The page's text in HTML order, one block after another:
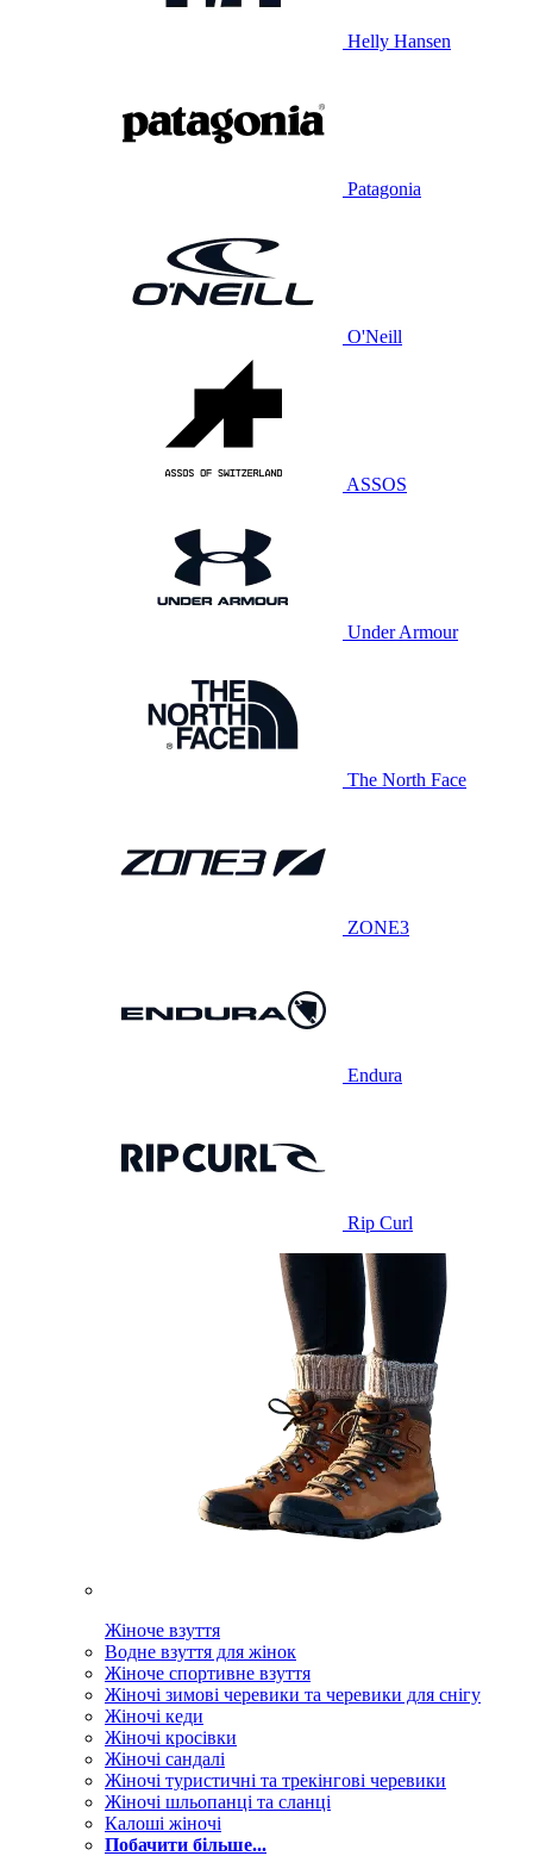
Helly Hansen
Patagonia
O'Neill
ASSOS
Under Armour
The North Face
ZONE3
Endura
Rip Curl
Жіноче взуття
Водне взуття для жінок
Жіноче спортивне взуття
Жіночі зимові черевики та черевики для снігу
Жіночі кеди
Жіночі кросівки
Жіночі сандалі
Жіночі туристичні та трекінгові черевики
Жіночі шльопанці та сланці
Калоші жіночі
Побачити більше...